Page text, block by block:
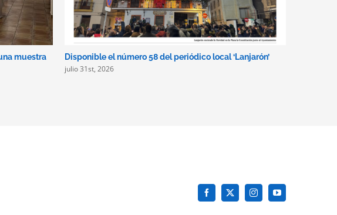
muestra
Disponible el número 58 del periódico local ‘Lanjarón’
julio 31st, 2026
Facebook
X InstagramYouTube